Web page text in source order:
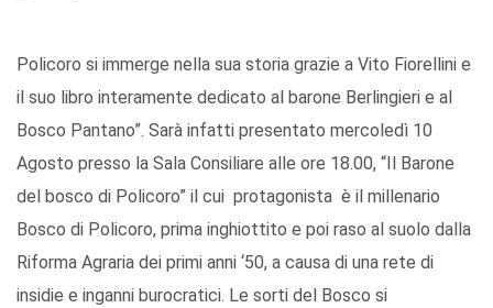
Policoro si immerge nella sua storia grazie a Vito Fiorellini e
il suo libro interamente dedicato al barone Berlingieri e al
Bosco Pantano”. Sarà infatti presentato mercoledì 10
Agosto presso la Sala Consiliare alle ore 18.00, “Il Barone
del bosco di Policoro” il cui protagonista è il millenario
Bosco di Policoro, prima inghiottito e poi raso al suolo dalla
Riforma Agraria dei primi anni ‘50, a causa di una rete di
insidie e inganni burocratici. Le sorti del Bosco si